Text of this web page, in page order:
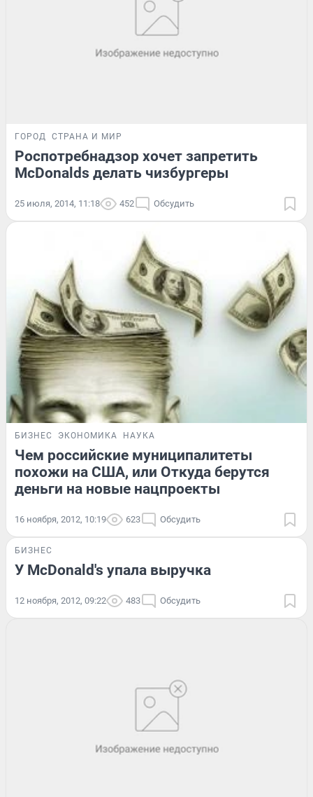
ГОРОД СТРАНА И МИР
Роспотребнадзор хочет запретить
McDonalds делать чизбургеры
25 июля, 2014, 11:18 452 Обсудить
БИЗНЕС ЭКОНОМИКА НАУКА
Чем российские муниципалитеты
похожи на США, или Откуда берутся
деньги на новые нацпроекты
16 ноября, 2012, 10:19 623 Обсудить
БИЗНЕС
У McDonald's упала выручка
12 ноября, 2012, 09:22 483 Обсудить